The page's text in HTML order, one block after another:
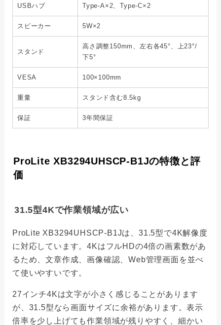
USBハブ Type-A×2、Type-C×2
スピーカー 5W×2
スタンド
高さ調整150mm、左右各45°、上23°/
下5°
VESA 100×100mm
重量 スタンド含む8.5kg
保証 3年間保証
ProLite XB3294UHSCP-B1Jの特徴と評
価
31.5型4Kで作業領域が広い
ProLite XB3294UHSCP-B1Jは、31.5型で4K解像度
に対応しています。4KはフルHDの4倍の画素数があ
るため、文章作成、画像確認、Web管理画面を並べ
て使いやすいです。
27インチ4Kは文字が小さく感じることがあります
が、31.5型なら画面サイズに余裕があります。表示
倍率を少し上げても作業領域が残りやすく、細かい